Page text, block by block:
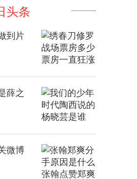
头条
到片
薛之
微博